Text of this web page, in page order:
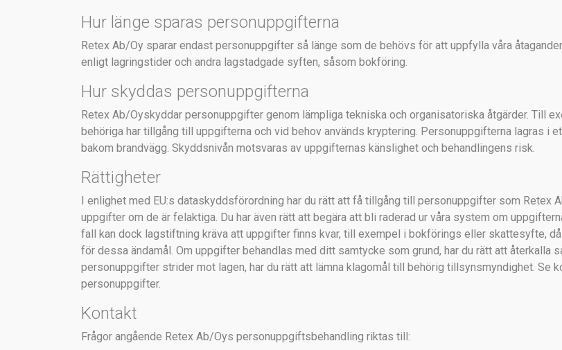
Hur länge sparas personuppgifterna
Retex Ab/Oy sparar endast personuppgifter så länge som de behövs för att uppfylla våra
enligt lagringstider och andra lagstadgade syften, såsom bokföring.
Hur skyddas personuppgifterna
Retex Ab/Oyskyddar personuppgifter genom lämpliga tekniska och organisatoriska åtgärder. Till
behöriga har tillgång till uppgifterna och vid behov används kryptering. Personuppgifterna lagras
bakom brandvägg. Skyddsnivån motsvaras av uppgifternas känslighet och behandlingens risk.
Rättigheter
I enlighet med EU:s dataskyddsförordning har du rätt att få tillgång till personuppgifter som Retex
uppgifter om de är felaktiga. Du har även rätt att begära att bli raderad ur våra system om
fall kan dock lagstiftning kräva att uppgifter finns kvar, till exempel i bokförings eller skattesyfte,
för dessa ändamål. Om uppgifter behandlas med ditt samtycke som grund, har du rätt att återkalla
personuppgifter strider mot lagen, har du rätt att lämna klagomål till behörig tillsynsmyndighet. Se
personuppgifter.
Kontakt
Frågor angående Retex Ab/Oys personuppgiftsbehandling riktas till: